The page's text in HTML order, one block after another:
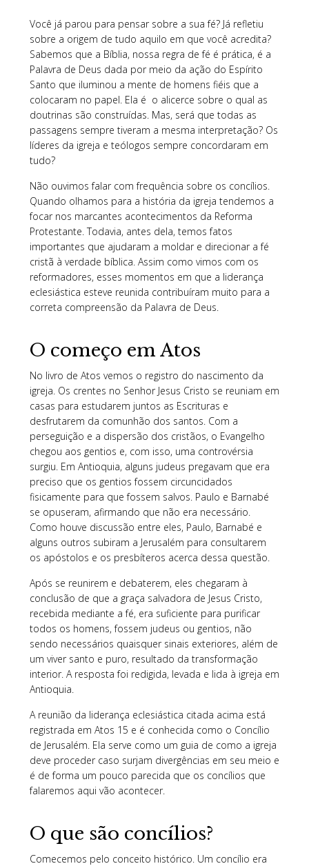
Você já parou para pensar sobre a sua fé? Já refletiu
sobre a origem de tudo aquilo em que você acredita?
Sabemos que a Bíblia, nossa regra de fé é prática, é a
Palavra de Deus dada por meio da ação do Espírito
Santo que iluminou a mente de homens fiéis que a
colocaram no papel. Ela é o alicerce sobre o qual as
doutrinas são construídas. Mas, será que todas as
passagens sempre tiveram a mesma interpretação? Os
líderes da igreja e teólogos sempre concordaram em
tudo?
Não ouvimos falar com frequência sobre os concílios.
Quando olhamos para a história da igreja tendemos a
focar nos marcantes acontecimentos da Reforma
Protestante. Todavia, antes dela, temos fatos
importantes que ajudaram a moldar e direcionar a fé
cristã à verdade bíblica. Assim como vimos com os
reformadores, esses momentos em que a liderança
eclesiástica esteve reunida contribuíram muito para a
correta compreensão da Palavra de Deus.
O começo em Atos
No livro de Atos vemos o registro do nascimento da
igreja. Os crentes no Senhor Jesus Cristo se reuniam em
casas para estudarem juntos as Escrituras e
desfrutarem da comunhão dos santos. Com a
perseguição e a dispersão dos cristãos, o Evangelho
chegou aos gentios e, com isso, uma controvérsia
surgiu. Em Antioquia, alguns judeus pregavam que era
preciso que os gentios fossem circuncidados
fisicamente para que fossem salvos. Paulo e Barnabé
se opuseram, afirmando que não era necessário.
Como houve discussão entre eles, Paulo, Barnabé e
alguns outros subiram a Jerusalém para consultarem
os apóstolos e os presbíteros acerca dessa questão.
Após se reunirem e debaterem, eles chegaram à
conclusão de que a graça salvadora de Jesus Cristo,
recebida mediante a fé, era suficiente para purificar
todos os homens, fossem judeus ou gentios, não
sendo necessários quaisquer sinais exteriores, além de
um viver santo e puro, resultado da transformação
interior. A resposta foi redigida, levada e lida à igreja em
Antioquia.
A reunião da liderança eclesiástica citada acima está
registrada em Atos 15 e é conhecida como o Concílio
de Jerusalém. Ela serve como um guia de como a igreja
deve proceder caso surjam divergências em seu meio e
é de forma um pouco parecida que os concílios que
falaremos aqui vão acontecer.
O que são concílios?
Comecemos pelo conceito histórico. Um concílio era